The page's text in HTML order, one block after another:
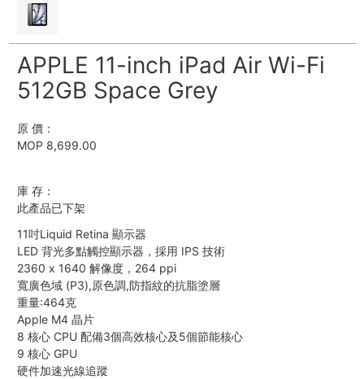
APPLE 11-inch iPad Air Wi-Fi
512GB Space Grey
原 價：
MOP 8,699.00
庫 存：
此產品已下架
11吋Liquid Retina 顯示器
LED 背光多點觸控顯示器，採用 IPS 技術
2360 x 1640 解像度，264 ppi
寬廣色域 (P3),原色調,防指紋的抗脂塗層
重量:464克
Apple M4 晶片
8 核心 CPU 配備3個高效核心及5個節能核心
9 核心 GPU
硬件加速光線追蹤